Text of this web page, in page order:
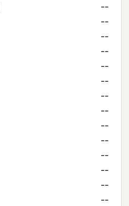
--
--
--
--
--
--
--
--
--
--
--
--
--
--